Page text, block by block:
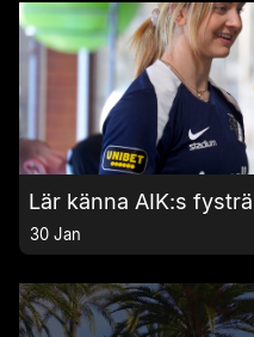
Lär känna AIK:s
30 Jan